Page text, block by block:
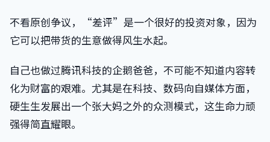
不看原创争议，“差评”是一个很好的投资对象，因为
它可以把带货的生意做得风生水起。
自己也做过腾讯科技的企鹅爸爸，不可能不知道内容转
化为财富的艰难。尤其是在科技、数码向自媒体方面，
硬生生发展出一个张大妈之外的众测模式，这生命力顽
强得简直耀眼。